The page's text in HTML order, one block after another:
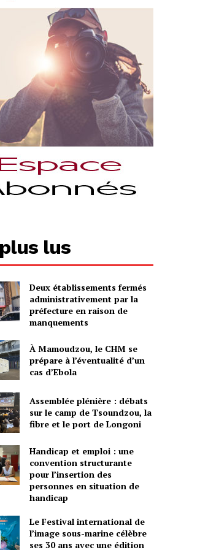
lus
Deux établissements fermés
administrativement par la
préfecture en raison de
manquements
À Mamoudzou, le CHM se
prépare à l’éventualité d’un
cas d’Ebola
Assemblée plénière : débats
sur le camp de Tsoundzou, la
fibre et le port de Longoni
Handicap et emploi : une
convention structurante
pour l’insertion des
personnes en situation de
handicap
Le Festival international de
l’image sous-marine célèbre
ses 30 ans avec une édition